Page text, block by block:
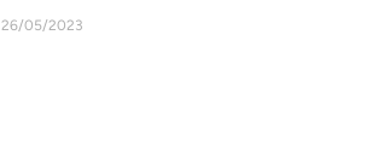
26/05/2023